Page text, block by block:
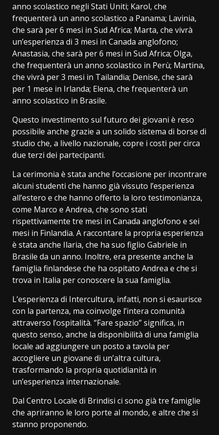
anno scolastico negli Stati Uniti; Karol, che
frequenterà un anno scolastico a Panama; Lavinia,
che sarà per 6 mesi in Sud Africa; Marta, che vivrà
un’esperienza di 3 mesi in Canada anglofono;
Anastasia, che sarà per 6 mesi in Sud Africa; Olga,
che frequenterà un anno scolastico in Perù; Martina,
che vivrà per 3 mesi in Tailandia; Denise, che sarà
per 1 mese in Irlanda; Elena, che frequenterà un
anno scolastico in Brasile.
Questo investimento sul futuro dei giovani è reso
possibile anche grazie a un solido sistema di borse di
studio che, a livello nazionale, copre i costi per circa
due terzi dei partecipanti.
La cerimonia è stata anche l’occasione per incontrare
alcuni studenti che hanno già vissuto l’esperienza
all’estero e che hanno offerto la loro testimonianza,
come Marco e Andrea, che sono stati
rispettivamente tre mesi in Canada anglofono e sei
mesi in Finlandia. A raccontare la propria esperienza
è stata anche Ilaria, che ha suo figlio Gabriele in
Brasile da un anno. Inoltre, era presente anche la
famiglia finlandese che ha ospitato Andrea e che si
trova in Italia per conoscere la sua famiglia.
L’esperienza di Intercultura, infatti, non si esaurisce
con la partenza, ma coinvolge l’intera comunità
attraverso l’ospitalità. “Fare spazio” significa, in
questo senso, anche la disponibilità di una famiglia
locale ad aggiungere un posto a tavola per
accogliere un giovane di un’altra cultura,
trasformando la propria quotidianità in
un’esperienza internazionale.
Dal Centro Locale di Brindisi ci sono già tre famiglie
che apriranno le loro porte al mondo, e altre che si
stanno proponendo.